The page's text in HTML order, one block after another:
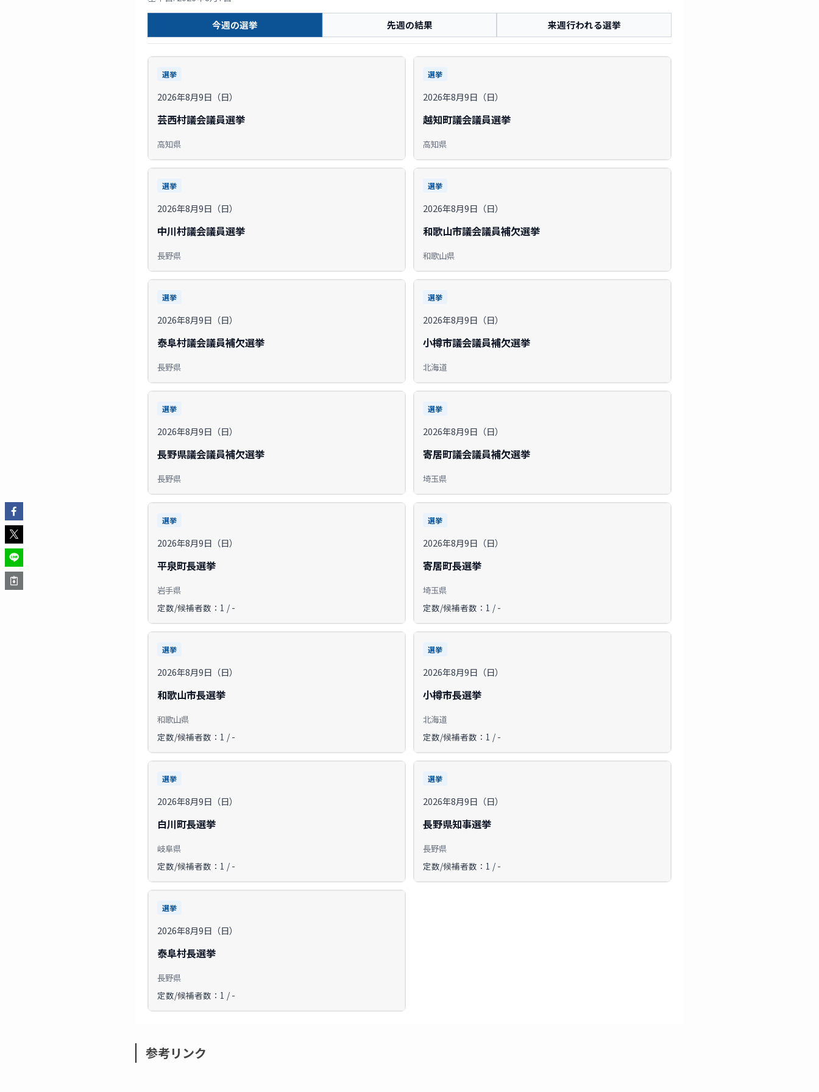
今週の選挙 先週の結果 来週行われる選挙
選挙
2026年8月9日（日）
芸西村議会議員選挙
高知県
選挙
2026年8月9日（日）
越知町議会議員選挙
高知県
選挙
2026年8月9日（日）
中川村議会議員選挙
長野県
選挙
2026年8月9日（日）
和歌山市議会議員補欠選挙
和歌山県
選挙
2026年8月9日（日）
泰阜村議会議員補欠選挙
長野県
選挙
2026年8月9日（日）
小樽市議会議員補欠選挙
北海道
選挙
2026年8月9日（日）
長野県議会議員補欠選挙
長野県
選挙
2026年8月9日（日）
寄居町議会議員補欠選挙
埼玉県
選挙
2026年8月9日（日）
平泉町長選挙
岩手県
定数/候補者数：1 / -
選挙
2026年8月9日（日）
寄居町長選挙
埼玉県
定数/候補者数：1 / -
選挙
2026年8月9日（日）
和歌山市長選挙
和歌山県
定数/候補者数：1 / -
選挙
2026年8月9日（日）
小樽市長選挙
北海道
定数/候補者数：1 / -
選挙
2026年8月9日（日）
白川町長選挙
岐阜県
定数/候補者数：1 / -
選挙
2026年8月9日（日）
長野県知事選挙
長野県
定数/候補者数：1 / -
選挙
2026年8月9日（日）
泰阜村長選挙
長野県
定数/候補者数：1 / -
参考リンク